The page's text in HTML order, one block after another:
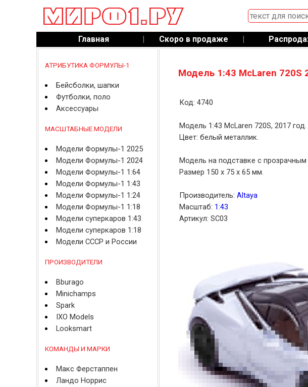
Главная | Скоро в продаже |
АТРИБУТИКА ФОРМУЛЫ-1
Бейсболки, шапки
Футболки, поло
Аксессуары
МАСШТАБНЫЕ МОДЕЛИ
Модели Формулы-1 2025
Модели Формулы-1 2024
Модели Формулы-1 1:64
Модели Формулы-1 1:43
Модели Формулы-1 1:24
Модели Формулы-1 1:18
Модели суперкаров 1:43
Модели суперкаров 1:18
Модели СССР и России
ПРОИЗВОДИТЕЛИ
Bburago
Minichamps
Spark
IXO Models
Looksmart
КОМАНДЫ И МАРКИ
Макс Ферстаппен
Ландо Норрис
Модель 1:43 McLaren 720S
Код: 4740
Модель 1:43 McLaren 720S, 2017 год.
Цвет: белый металлик.
Модель на подставке с
Размер 150 x 75 x 65 мм.
Производитель: Altaya
Масштаб: 1:43
Артикул: SC03